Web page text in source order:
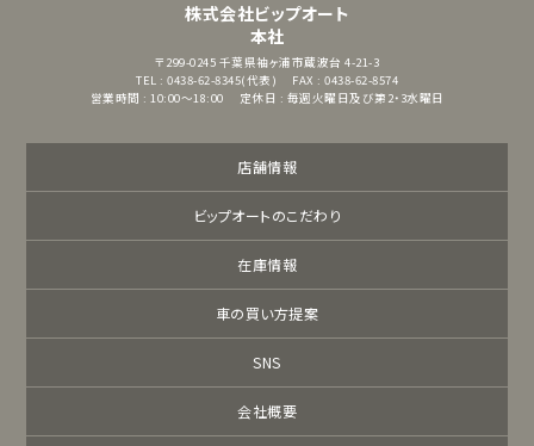
株式会社ビップオート
本社
〒299-0245 千葉県袖ヶ浦市蔵波台 4-21-3
TEL : 0438-62-8345(代表)
FAX : 0438-62-8574
営業時間 : 10:00～18:00
定休日 : 毎週火曜日及び第2・3水曜日
店舗情報
ビップオートのこだわり
在庫情報
車の買い方提案
SNS
会社概要